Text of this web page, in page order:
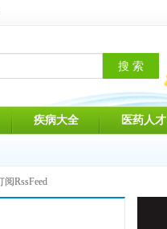
疾病大全 医药人才